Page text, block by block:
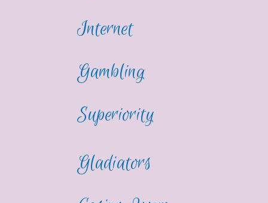
Internet
Gambling
Superiority
Gladiators